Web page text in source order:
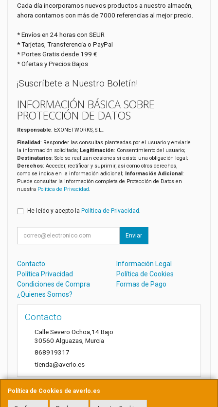
Política de Cookies de averlo.es
Cada día incorporamos nuevos productos a nuestro almacén,
ahora contamos con más de 7000 referencias al mejor precio.
* Envíos en 24 horas con SEUR
* Tarjetas, Transferencia o PayPal
* Portes Gratis desde 199 €
* Ofertas y Precios Bajos
¡Suscríbete a Nuestro Boletín!
INFORMACIÓN BÁSICA SOBRE
PROTECCIÓN DE DATOS
Responsable: EXONETWORKS, S.L..
Finalidad: Responder las consultas planteadas por el usuario y enviarle
la información solicitada; Legitimación: Consentimiento del usuario;
Destinatarios: Solo se realizan cesiones si existe una obligación legal;
Derechos: Acceder, rectificar y suprimir, así como otros derechos,
como se indica en la información adicional;
Información Adicional :
Puede consultar la información completa de Protección de Datos en
nuestra Política de Privacidad .
He leído y acepto la Política de Privacidad
Enviar
Contacto
Información Legal
Política Privacidad
Política de Cookies
Condiciones de Compra
Formas de Pago
¿Quienes Somos?
Contacto
Calle Severo Ochoa,14 Bajo
30560 Alguazas Murcia
868919317
tienda@averlo.es
Horario